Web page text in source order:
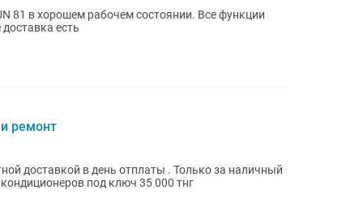
81 в хорошем рабочем состоянии. Все функции
есть
ремонт
доставкой в день отплаты . Только за наличный
под ключ 35 000 тнг